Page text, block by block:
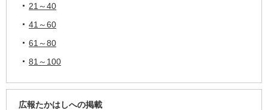
21～40
41～60
61～80
81～100
広報たかはしへの掲載